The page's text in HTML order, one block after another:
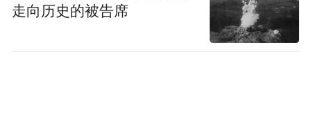
走向历史的被告席